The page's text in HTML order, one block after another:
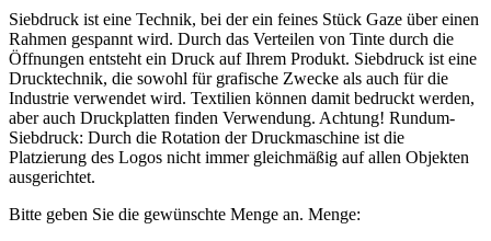
Siebdruck ist eine Technik, bei der ein feines Stück Gaze über einen
Rahmen gespannt wird. Durch das Verteilen von Tinte durch die
Öffnungen entsteht ein Druck auf Ihrem Produkt. Siebdruck ist eine
Drucktechnik, die sowohl für grafische Zwecke als auch für die
Industrie verwendet wird. Textilien können damit bedruckt werden,
aber auch Druckplatten finden Verwendung. Achtung! Rundum-
Siebdruck: Durch die Rotation der Druckmaschine ist die
Platzierung des Logos nicht immer gleichmäßig auf allen Objekten
ausgerichtet.
Bitte geben Sie die gewünschte Menge an. Menge: